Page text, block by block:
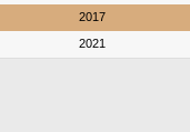
2017
2021